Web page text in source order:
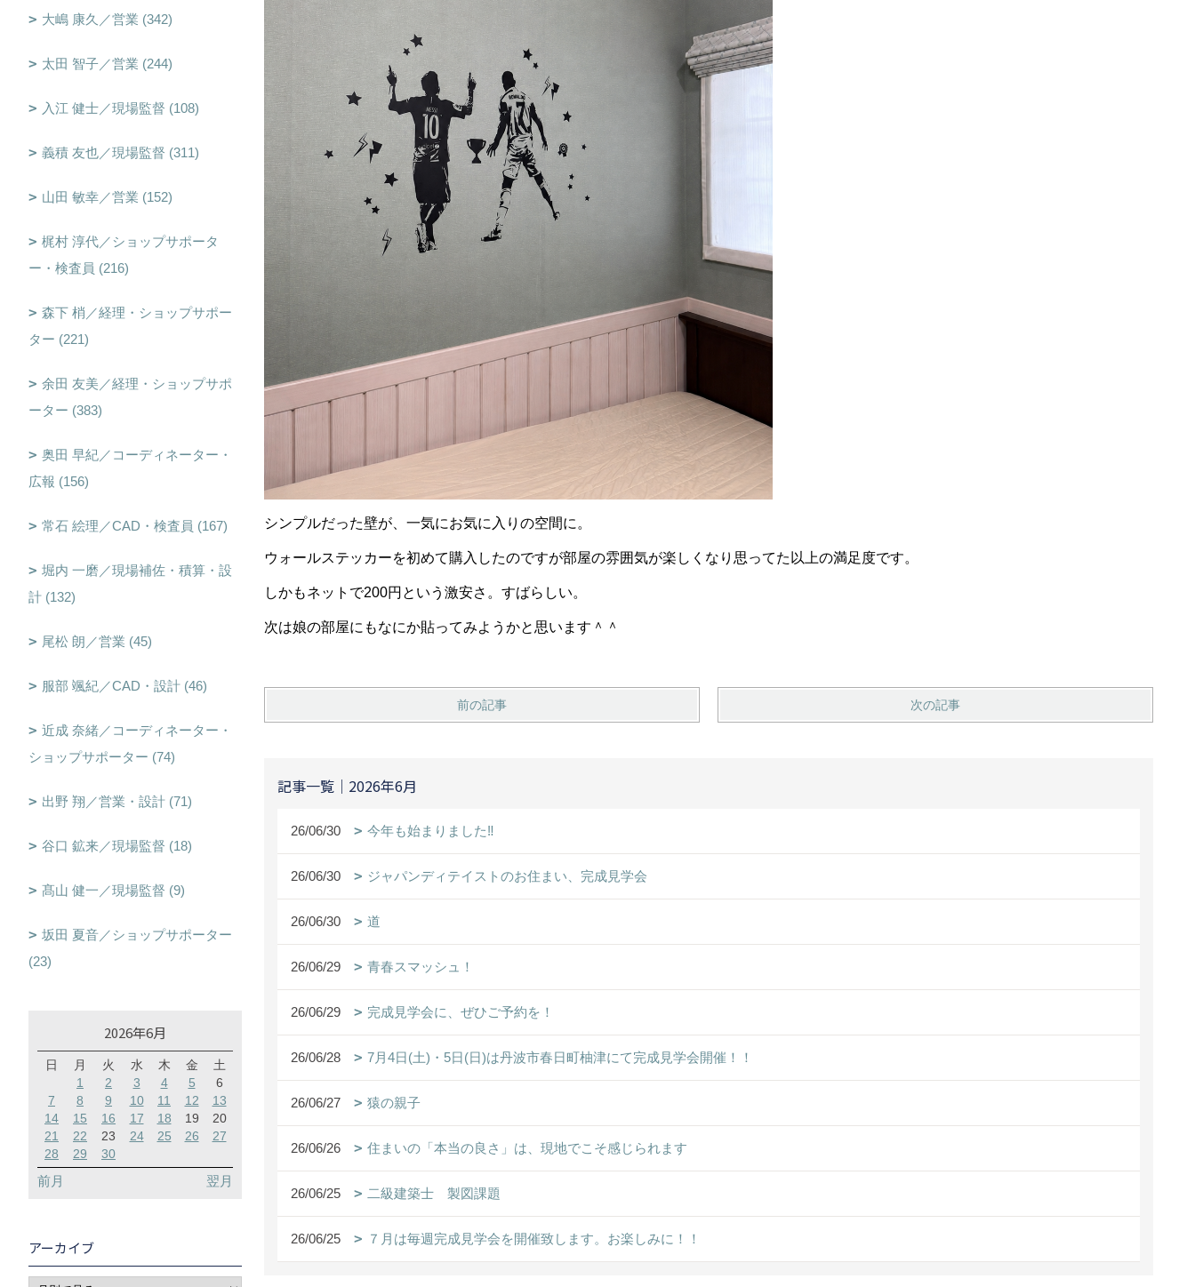
シンプルだった壁が、一気にお気に入りの空間に。
ウォールステッカーを初めて購入したのですが部屋の雰囲気が楽しくなり思ってた以上の満足度です。
しかもネットで200円という激安さ。すばらしい。
次は娘の部屋にもなにか貼ってみようかと思います＾＾
前の記事 次の記事
記事一覧｜2026年6月
26/06/30 今年も始まりました‼
26/06/30 ジャパンディテイストのお住まい、完成見学会
26/06/30 道
26/06/29 青春スマッシュ！
26/06/29 完成見学会に、ぜひご予約を！
26/06/28 7月4日(土)・5日(日)は丹波市春日町柚津にて完成見学会開催！！
26/06/27 猿の親子
26/06/26 住まいの「本当の良さ」は、現地でこそ感じられます
26/06/25 二級建築士 製図課題
26/06/25 ７月は毎週完成見学会を開催致します。お楽しみに！！
大嶋 康久／営業 (342)
太田 智子／営業 (244)
入江 健士／現場監督 (108)
義積 友也／現場監督 (311)
山田 敏幸／営業 (152)
梶村 淳代／ショップサポータ
ー・検査員 (216)
森下 梢／経理・ショップサポー
ター (221)
余田 友美／経理・ショップサポ
ーター (383)
奥田 早紀／コーディネーター・
広報 (156)
常石 絵理／CAD・検査員 (167)
堀内 一磨／現場補佐・積算・設
計 (132)
尾松 朗／営業 (45)
服部 颯紀／CAD・設計 (46)
近成 奈緒／コーディネーター・
ショップサポーター (74)
出野 翔／営業・設計 (71)
谷口 鉱来／現場監督 (18)
髙山 健一／現場監督 (9)
坂田 夏音／ショップサポーター
(23)
2026年6月
日 月 火 水 木 金
土
1
2 3 4 5
6
7
8 9 10 11 12
13
14
15 16 17 18 19
20
21
22 23 24 25 26
27
28
29 30
前月 翌月
アーカイブ